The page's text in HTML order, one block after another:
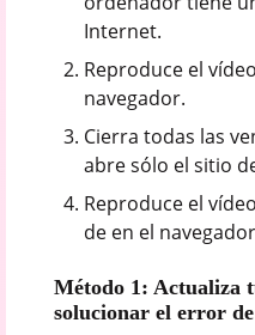
Internet.
Reproduce el
navegador.
Cierra todas las
abre sólo el sitio
Reproduce el
de en el
Método 1: Actualiza
solucionar el error